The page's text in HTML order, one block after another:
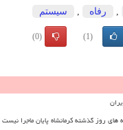
رفاه سیستم
(1)
(0)
روز گذشته کرمانشاه پایان ماجرا نیست